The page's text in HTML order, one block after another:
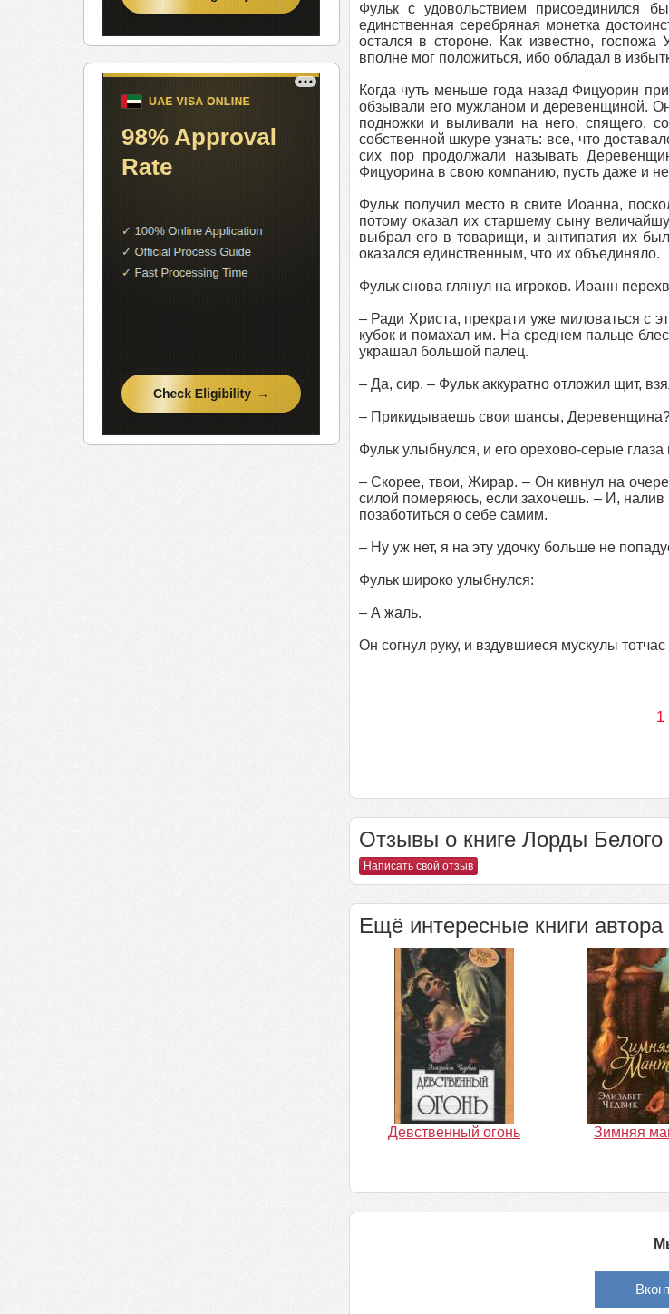
Фульк с удовольствием присоединился
единственная серебряная монетка
остался в стороне. Как известно,
вполне мог положиться, ибо обладал в
Когда чуть меньше года назад Фицуорин
обзывали его мужланом и деревенщиной.
подножки и выливали на него, спящего,
собственной шкуре узнать: все, что
сих пор продолжали называть
Фицуорина в свою компанию, пусть даже и
Фульк получил место в свите Иоанна,
потому оказал их старшему сыну
выбрал его в товарищи, и антипатия их
оказался единственным, что их объединяло.
Фульк снова глянул на игроков. Иоанн
– Ради Христа, прекрати уже миловаться с
кубок и помахал им. На среднем пальце
украшал большой палец.
– Да, сир. – Фульк аккуратно отложил щит,
– Прикидываешь свои шансы,
Фульк улыбнулся, и его орехово-серые глаза
– Скорее, твои, Жирар. – Он кивнул на
силой померяюсь, если захочешь. – И,
позаботиться о себе самим.
– Ну уж нет, я на эту удочку больше не
Фульк широко улыбнулся:
– А жаль.
Он согнул руку, и вздувшиеся мускулы тотчас
1
Отзывы о книге Лорды Белого
Написать свой отзыв
Ещё интересные книги автора
Девственный огонь Зимняя